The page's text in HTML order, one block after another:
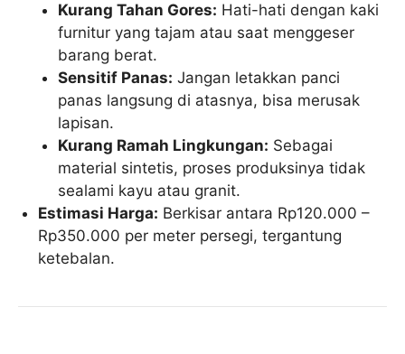
Kurang Tahan Gores: Hati-hati dengan kaki
furnitur yang tajam atau saat menggeser
barang berat.
Sensitif Panas: Jangan letakkan panci
panas langsung di atasnya, bisa merusak
lapisan.
Kurang Ramah Lingkungan: Sebagai
material sintetis, proses produksinya tidak
sealami kayu atau granit.
Estimasi Harga: Berkisar antara Rp120.000 –
Rp350.000 per meter persegi, tergantung
ketebalan.